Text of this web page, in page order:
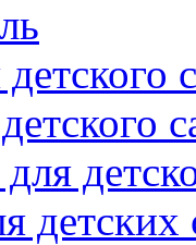
детских